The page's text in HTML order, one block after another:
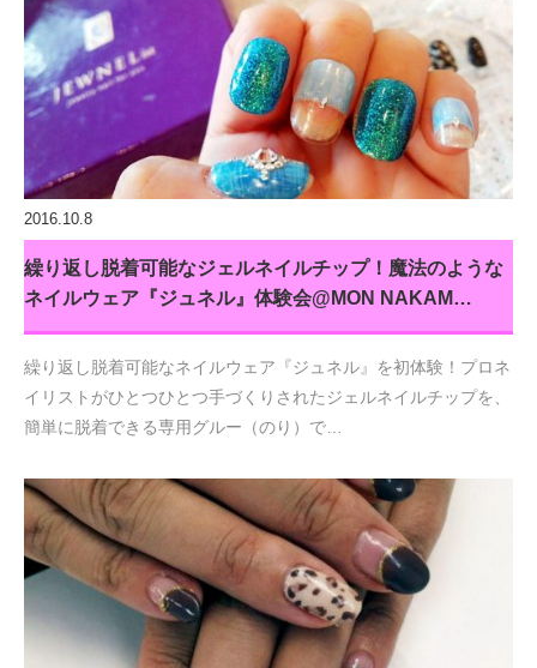
2016.10.8
繰り返し脱着可能なジェルネイルチップ！魔法のような
ネイルウェア『ジュネル』体験会@MON NAKAM…
繰り返し脱着可能なネイルウェア『ジュネル』を初体験！プロネ
イリストがひとつひとつ手づくりされたジェルネイルチップを、
簡単に脱着できる専用グルー（のり）で…